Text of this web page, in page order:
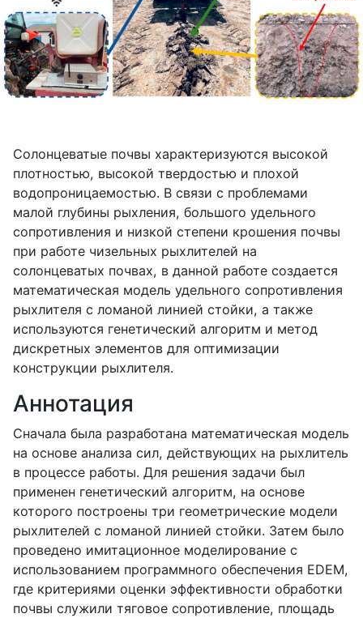
Солонцеватые почвы характеризуются высокой
плотностью, высокой твердостью и плохой
водопроницаемостью. В связи с проблемами
малой глубины рыхления, большого удельного
сопротивления и низкой степени крошения почвы
при работе чизельных рыхлителей на
солонцеватых почвах, в данной работе создается
математическая модель удельного сопротивления
рыхлителя с ломаной линией стойки, а также
используются генетический алгоритм и метод
дискретных элементов для оптимизации
конструкции рыхлителя.
Аннотация
Сначала была разработана математическая модель
на основе анализа сил, действующих на рыхлитель
в процессе работы. Для решения задачи был
применен генетический алгоритм, на основе
которого построены три геометрические модели
рыхлителей с ломаной линией стойки. Затем было
проведено имитационное моделирование с
использованием программного обеспечения EDEM,
где критериями оценки эффективности обработки
почвы служили тяговое сопротивление, площадь